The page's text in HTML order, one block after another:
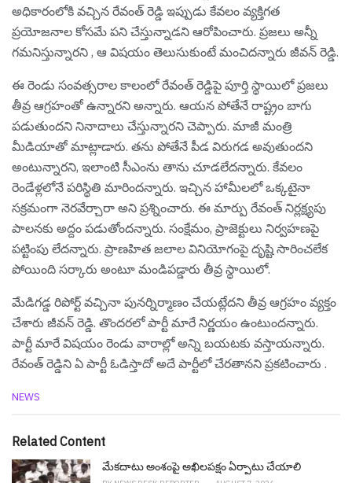
అధికారంలోకి వ‌చ్చిన రేవంత్ రెడ్డి ఇప్పుడు కేవ‌లం వ్య‌క్తిగ‌త
ప్ర‌యోజ‌నాల కోస‌మే ప‌ని చేస్తున్నాడ‌ని ఆరోపించారు. ప్ర‌జ‌లు అన్నీ
గ‌మ‌నిస్తున్నార‌ని , ఆ విషయం తెలుసుకుంటే మంచిద‌న్నారు జీవ‌న్ రెడ్డి.
ఈ రెండు సంవ‌త్స‌రాల కాలంలో రేవంత్ రెడ్డిపై పూర్తి స్థాయిలో ప్ర‌జ‌లు
తీవ్ర ఆగ్ర‌హంతో ఉన్నార‌ని అన్నారు. ఆయ‌న పోతేనే రాష్ట్రం బాగు
ప‌డుతుంద‌ని నినాదాలు చేస్తున్నార‌ని చెప్పారు. మాజీ మంత్రి
మీడియాతో మాట్లాడారు. త‌ను పోతేనే పీడ విరుగ‌డ అవుతుంద‌ని
అంటున్నార‌ని, ఇలాంటి సీఎంను తాను చూడ‌లేద‌న్నారు. కేవలం
రెండేళ్లలోనే పరిస్థితి మారిందన్నారు. ఇచ్చిన హామీల‌లో ఒక్క‌టైనా
స‌క్ర‌మంగా నెర‌వేర్చారా అని ప్ర‌శ్నించారు. ఈ మార్పు రేవంత్ నిర్లక్ష్యపు
పాలనకు అద్దం పడుతోందన్నారు. సంక్షేమం, ప్రాజెక్టులు నిర్వహణపై
పట్టింపు లేదన్నారు. ప్రాణహిత జలాల వినియోగంపై దృష్టి సారించలేక
పోయింది సర్కారు అంటూ మండిప‌డ్డారు తీవ్ర స్థాయిలో.
మేడిగడ్డ రిపోర్ట్ వచ్చినా పునర్నిర్మాణం చేయట్లేద‌ని తీవ్ర ఆగ్ర‌హం వ్య‌క్తం
చేశారు జీవ‌న్ రెడ్డి. తొందరలో పార్టీ మారే నిర్ణయం ఉంటుందన్నారు.
పార్టీ మారే విషయం రెండు వారాల్లో అన్ని బయటకు వస్తాయన్నారు.
రేవంత్ రెడ్డిని ఏ పార్టీ ఓడిస్తాదో అదే పార్టీలో చేరతాన‌ని ప్ర‌క‌టించారు .
C
e
o
NEWS
Related Content
మేక‌దాటు అంశంపై అఖిల‌ప‌క్షం ఏర్పాటు చేయాలి